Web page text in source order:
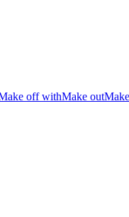
off withMake out